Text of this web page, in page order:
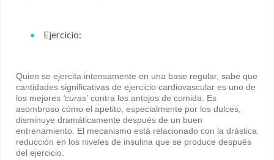
Ejercicio:
Quien se ejercita intensamente en una base regular, sabe que
cantidades significativas de ejercicio cardiovascular es uno de
los mejores ‘curas’contra los antojos de comida. Es
asombroso cómo el apetito, especialmente por los dulces,
disminuye dramáticamente después de un buen
entrenamiento. El mecanismo está relacionado con la drástica
reducción en los niveles de insulina que se produce después
del ejercicio.